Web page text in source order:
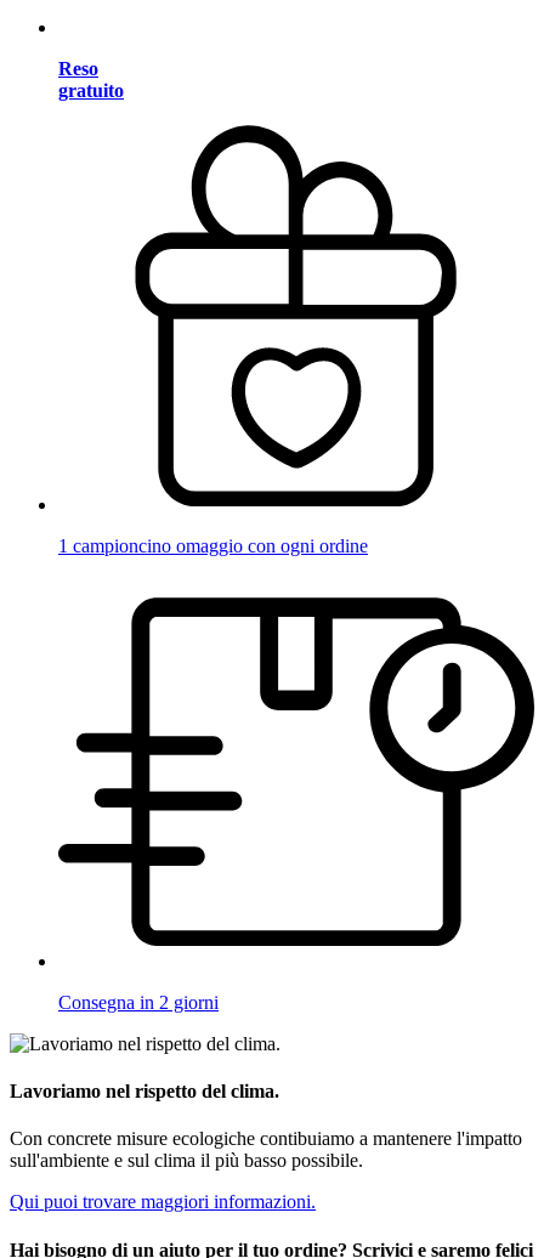
Reso
gratuito
1 campioncino omaggio con ogni ordine
Consegna in 2 giorni
Lavoriamo nel rispetto del clima.
Con concrete misure ecologiche contibuiamo a mantenere l'impatto
sull'ambiente e sul clima il più basso possibile.
Qui puoi trovare maggiori informazioni.
Hai bisogno di un aiuto per il tuo ordine? Scrivici e saremo felici